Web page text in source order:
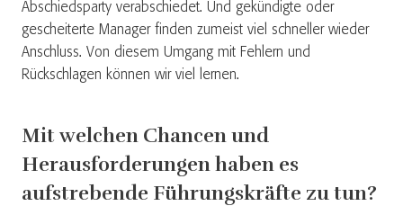
Abschiedsparty verabschiedet. Und gekündigte oder
gescheiterte Manager finden zumeist viel schneller wieder
Anschluss. Von diesem Umgang mit Fehlern und
Rückschlagen können wir viel lernen.
Mit welchen Chancen und
Herausforderungen haben es
aufstrebende Führungskräfte zu tun?